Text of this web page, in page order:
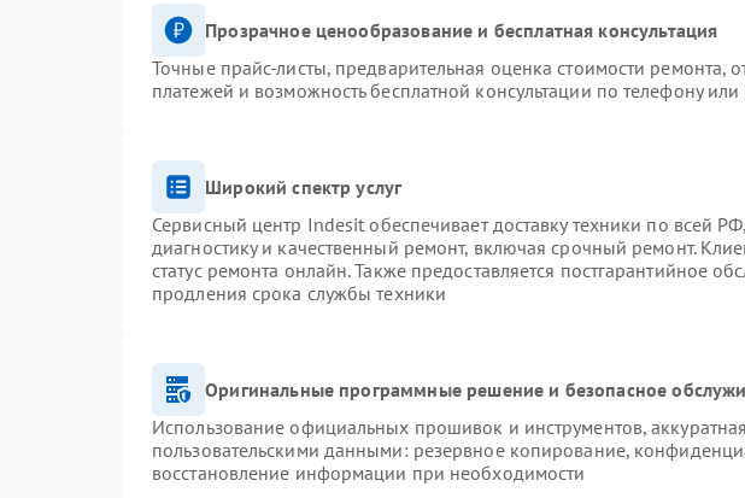
Прозрачное ценообразование и бесплатная консультация
Точные прайс-листы, предварительная оценка стоимости ремонта,
платежей и возможность бесплатной консультации по телефону
Широкий спектр услуг
Сервисный центр Indesit обеспечивает доставку техники по всей
диагностику и качественный ремонт, включая срочный ремонт.
статус ремонта онлайн. Также предоставляется постгарантийное
продления срока службы техники
Оригинальные программные решение и безопасное
Использование официальных прошивок и инструментов,
пользовательскими данными: резервное копирование,
восстановление информации при необходимости